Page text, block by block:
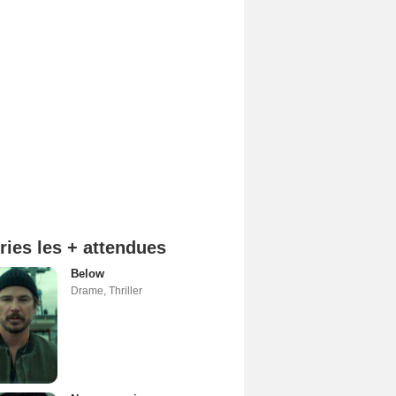
les + attendues
Below
Drame, Thriller